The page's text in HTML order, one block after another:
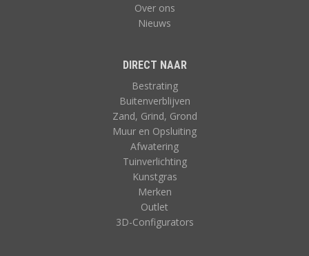
Over ons
Nieuws
DIRECT NAAR
Bestrating
Buitenverblijven
Zand, Grind, Grond
Muur en Opsluiting
Afwatering
Tuinverlichting
Kunstgras
Merken
Outlet
3D-Configurators